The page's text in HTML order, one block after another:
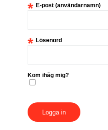
* E-post (användarnamn)
* Lösenord
Kom ihåg mig?